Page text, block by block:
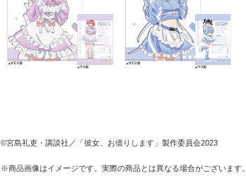
©宮島礼吏・講談社／「彼女、お借りします」製作委員会2023
※商品画像はイメージです。実際の商品とは異なる場合がございます。